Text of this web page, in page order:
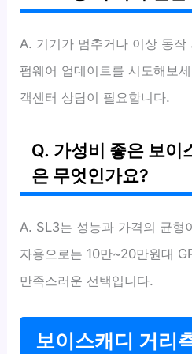
A. 기기가 멈추거나 이상 동
펌웨어 업데이트를 시도해보
객센터 상담이 필요합니다.
Q. 가성비 좋은 보이
은 무엇인가요?
A. SL3는 성능과 가격의 균형
자용으로는 10만~20만원대
만족스러운 선택입니다.
보이스캐디 거리